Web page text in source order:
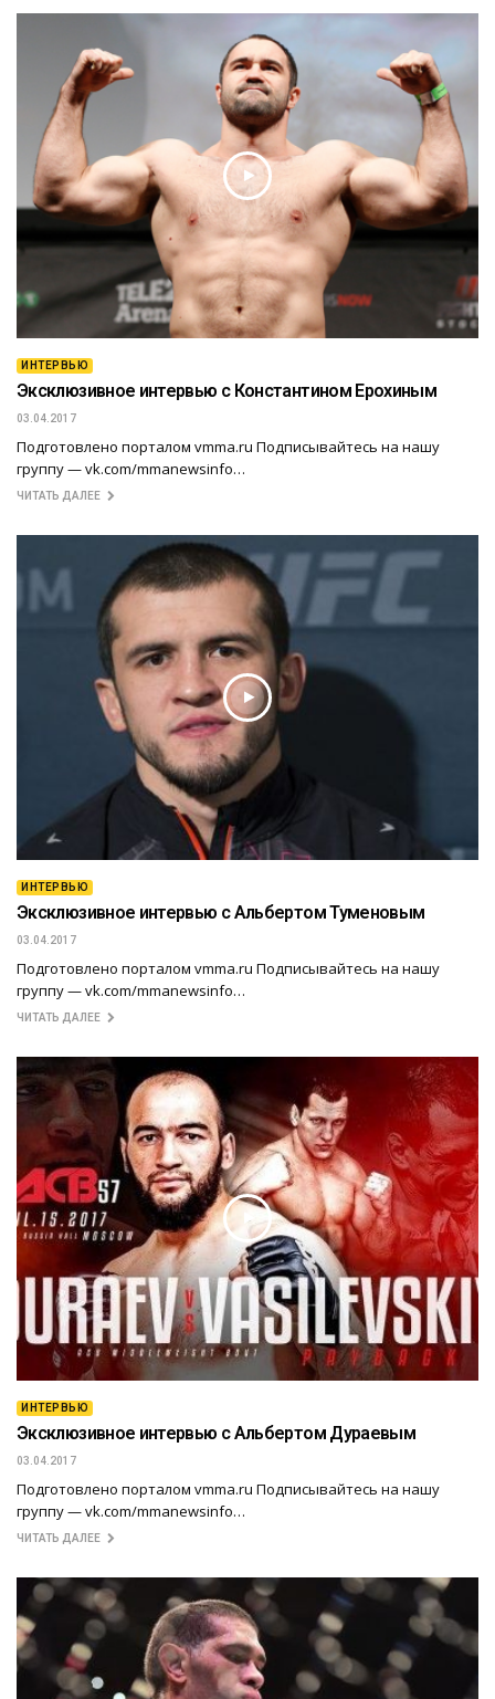
ИНТЕРВЬЮ
Эксклюзивное интервью с Константином Ерохиным
03.04.2017
Подготовлено порталом vmma.ru Подписывайтесь на нашу
группу — vk.com/mmanewsinfo…
ЧИТАТЬ ДАЛЕЕ
ИНТЕРВЬЮ
Эксклюзивное интервью с Альбертом Туменовым
03.04.2017
Подготовлено порталом vmma.ru Подписывайтесь на нашу
группу — vk.com/mmanewsinfo…
ЧИТАТЬ ДАЛЕЕ
ИНТЕРВЬЮ
Эксклюзивное интервью с Альбертом Дураевым
03.04.2017
Подготовлено порталом vmma.ru Подписывайтесь на нашу
группу — vk.com/mmanewsinfo…
ЧИТАТЬ ДАЛЕЕ